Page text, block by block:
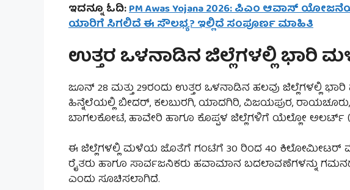
ಇದನ್ನೂ ಓದಿ:PM Awas Yojana 2026: ಪಿಎಂ ಆವಾಸ್
ಯಾರಿಗೆ ಸಿಗಲಿದೆ ಈ ಸೌಲಭ್ಯ? ಇಲ್ಲಿದೆ ಸಂಪೂರ್ಣ ಮಾಹಿತಿ
ಉತ್ತರ ಒಳನಾಡಿನ ಜಿಲ್ಲೆಗಳಲ್ಲಿ ಭಾರಿ
ಜೂನ್ 28 ಮತ್ತು 29ರಂದು ಉತ್ತರ ಒಳನಾಡಿನ ಹಲವು ಜಿಲ್ಲೆಗಳಲ್ಲಿ
ಹಿನ್ನೆಲೆಯಲ್ಲಿ ಬೀದರ್, ಕಲಬುರಗಿ, ಯಾದಗಿರಿ, ವಿಜಯಪುರ,
ಬಾಗಲಕೋಟೆ, ಹಾವೇರಿ ಹಾಗೂ ಕೊಪ್ಪಳ ಜಿಲ್ಲೆಗಳಿಗೆ ಯೆಲ್ಲೋ ಅಲರ್ಟ್
ಈ ಜಿಲ್ಲೆಗಳಲ್ಲಿ ಮಳೆಯ ಜೊತೆಗೆ ಗಂಟೆಗೆ 30 ರಿಂದ 40 ಕಿಲೋಮೀಟರ್
ರೈತರು ಹಾಗೂ ಸಾರ್ವಜನಿಕರು ಹವಾಮಾನ ಬದಲಾವಣೆಗಳನ್ನು
ಎಂದು ಸೂಚಿಸಲಾಗಿದೆ.